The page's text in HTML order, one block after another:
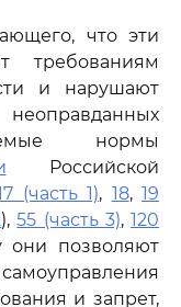
что эти
требованиям
и нарушают
нормы
Российской
(часть 1), 18,19
),55 (часть 3),120
они позволяют
и запрет,